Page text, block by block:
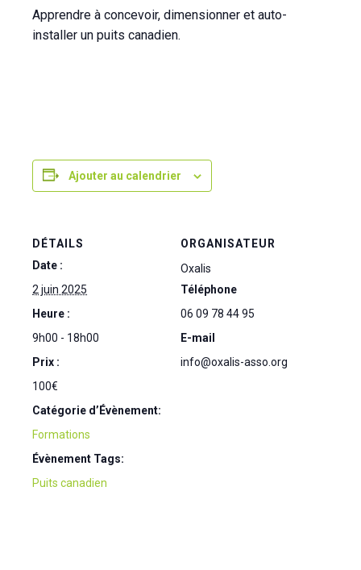
Apprendre à concevoir, dimensionner et auto-
installer un puits canadien.
Ajouter au calendrier
DÉTAILS
Date :
2 juin 2025
Heure :
9h00 - 18h00
Prix :
100€
Catégorie d’Évènement:
Formations
Évènement Tags:
Puits canadien
ORGANISATEUR
Oxalis
Téléphone
06 09 78 44 95
E-mail
info@oxalis-asso.org